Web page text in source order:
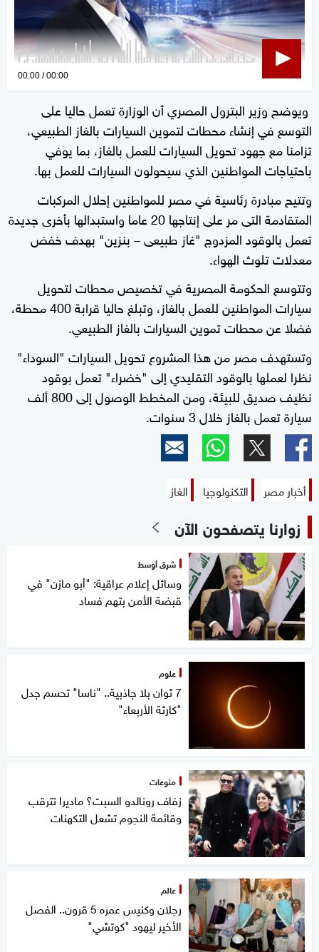
0
seconds
00:00 00:00
ويوضح وزير البترول المصري أن الوزارة تعمل حاليا على
التوسع في إنشاء محطات لتموين السيارات بالغاز الطبيعي،
تزامنا مع جهود تحويل السيارات للعمل بالغاز، بما يوفي
باحتياجات المواطنين الذي سيحولون السيارات للعمل بها.
وتتيح مبادرة رئاسية في مصر للمواطنين إحلال المركبات
المتقادمة التى مر على إنتاجها 20 عاما واستبدالها بأخرى جديدة
تعمل بالوقود المزدوج "غاز طبيعى – بنزين" بهدف خفض
معدلات تلوث الهواء.
وتتوسع الحكومة المصرية في تخصيص محطات لتحويل
سيارات المواطنين للعمل بالغاز، وتبلغ حاليا قرابة 400 محطة،
فضلا عن محطات تموين السيارات بالغاز الطبيعي.
وتستهدف مصر من هذا المشروع تحويل السيارات "السوداء"
نظرا لعملها بالوقود التقليدي إلى "خضراء" تعمل بوقود
نظيف صديق للبيئة، ومن المخطط الوصول إلى 800 ألف
سيارة تعمل بالغاز خلال 3 سنوات.
أخبار مصر التكنولوجيا الغاز
زوارنا يتصفحون الآن
شرق أوسط
وسائل إعلام عراقية: "أبو مازن" في
قبضة الأمن بتهم فساد
علوم
7 ثوان بلا جاذبية.. "ناسا" تحسم جدل
"كارثة الأربعاء"
منوعات
زفاف رونالدو السبت؟ ماديرا تترقب
وقائمة النجوم تشعل التكهنات
عالم
رجلان وكنيس عمره 5 قرون.. الفصل
الأخير ليهود "كوتشي"